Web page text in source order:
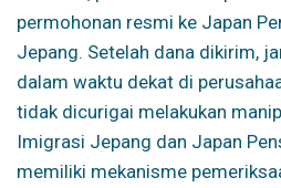
permohonan resmi ke Japan
Jepang. Setelah dana dikirim,
dalam waktu dekat di
tidak dicurigai melakukan
Imigrasi Jepang dan Japan
memiliki mekanisme